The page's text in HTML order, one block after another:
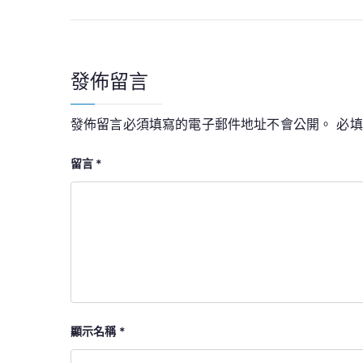
覽
發佈留言
發佈留言必須填寫的電子郵件地址不會公開。 必
留言 *
顯示名稱 *